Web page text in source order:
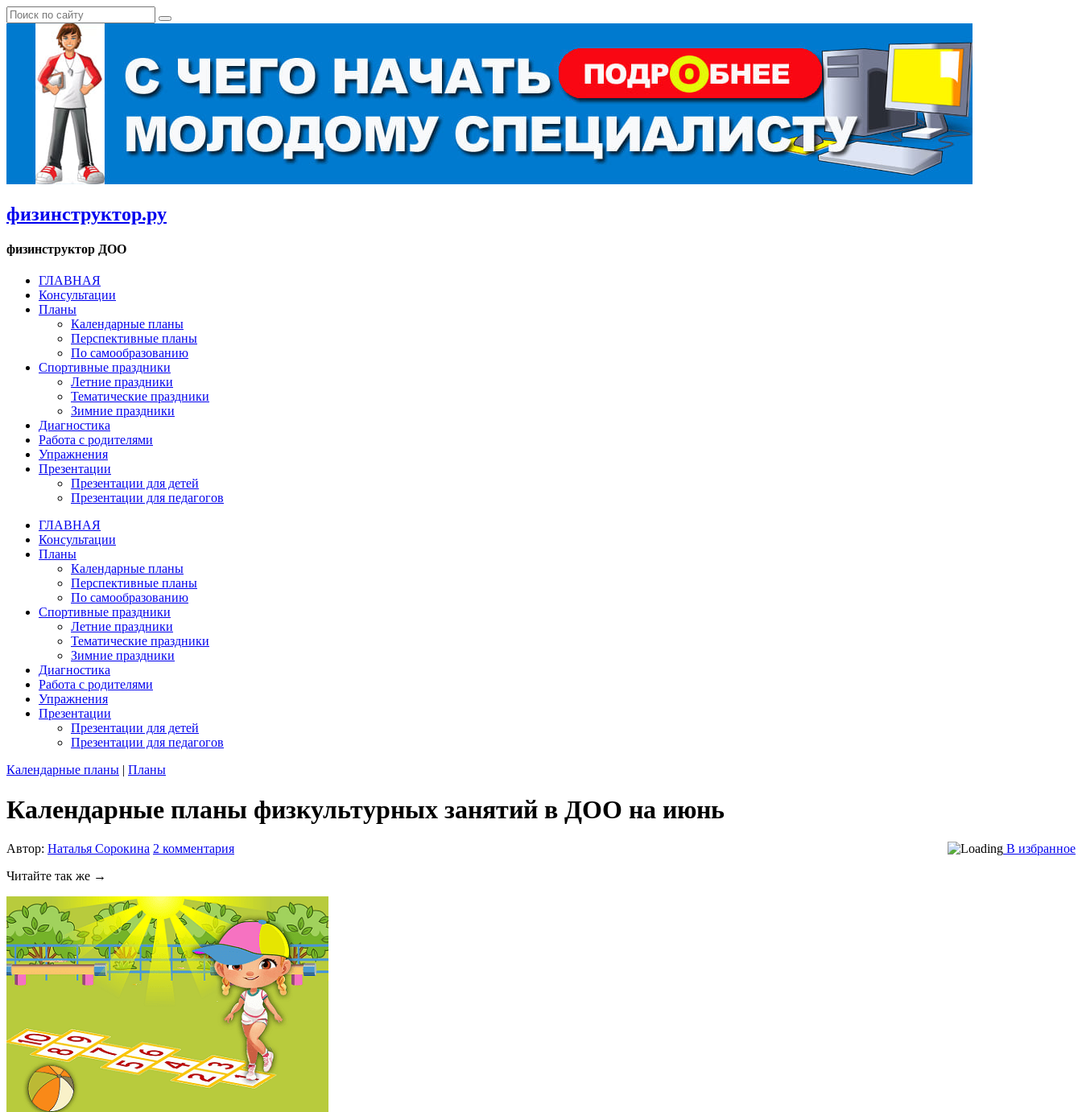
физинструктор.ру
физинструктор ДОО
ГЛАВНАЯ
Консультации
Планы
Календарные планы
Перспективные планы
По самообразованию
Спортивные праздники
Летние праздники
Тематические праздники
Зимние праздники
Диагностика
Работа с родителями
Упражнения
Презентации
Презентации для детей
Презентации для педагогов
ГЛАВНАЯ
Консультации
Планы
Календарные планы
Перспективные планы
По самообразованию
Спортивные праздники
Летние праздники
Тематические праздники
Зимние праздники
Диагностика
Работа с родителями
Упражнения
Презентации
Презентации для детей
Презентации для педагогов
Календарные планы | Планы
Календарные планы физкультурных занятий в ДОО на июнь
Автор: Наталья Сорокина В избранное
2 комментария
Читайте так же →